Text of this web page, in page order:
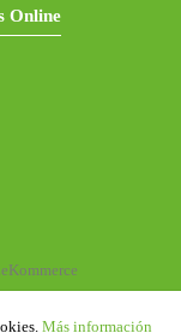
Más información
Online